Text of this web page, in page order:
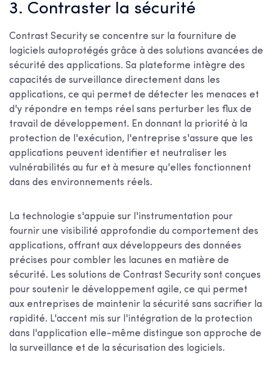
3. Contraster la sécurité
Contrast Security se concentre sur la fourniture de
logiciels autoprotégés grâce à des solutions avancées de
sécurité des applications. Sa plateforme intègre des
capacités de surveillance directement dans les
applications, ce qui permet de détecter les menaces et
d'y répondre en temps réel sans perturber les flux de
travail de développement. En donnant la priorité à la
protection de l'exécution, l'entreprise s'assure que les
applications peuvent identifier et neutraliser les
vulnérabilités au fur et à mesure qu'elles fonctionnent
dans des environnements réels.
La technologie s'appuie sur l'instrumentation pour
fournir une visibilité approfondie du comportement des
applications, offrant aux développeurs des données
précises pour combler les lacunes en matière de
sécurité. Les solutions de Contrast Security sont conçues
pour soutenir le développement agile, ce qui permet
aux entreprises de maintenir la sécurité sans sacrifier la
rapidité. L'accent mis sur l'intégration de la protection
dans l'application elle-même distingue son approche de
la surveillance et de la sécurisation des logiciels.